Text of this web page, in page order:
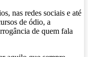
nas redes sociais e até
de ódio, a
de quem fala